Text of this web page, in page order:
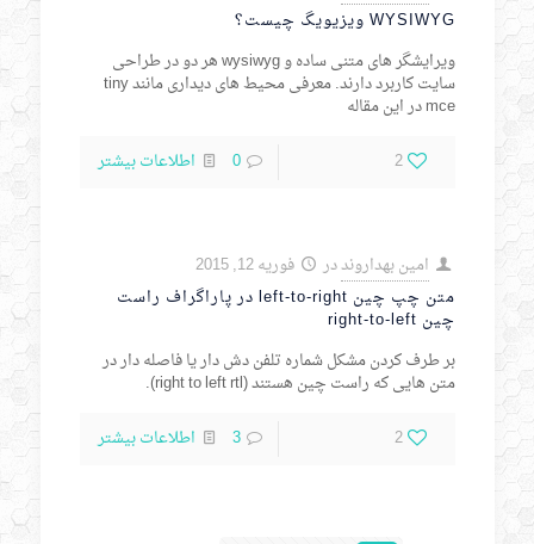
WYSIWYG ویزیویگ چیست؟
ویرایشگر های متنی ساده و wysiwyg هر دو در طراحی
سایت کاربرد دارند. معرفی محیط های دیداری مانند tiny
mce در این مقاله
2
0 اطلاعات بیشتر
امین بهدارونددر
فوریه 12, 2015
متن چپ چین left-to-right در پاراگراف راست
چین right-to-left
بر طرف کردن مشکل شماره تلفن دش دار یا فاصله دار در
متن هایی که راست چین هستند (right to left rtl).
2
3 اطلاعات بیشتر